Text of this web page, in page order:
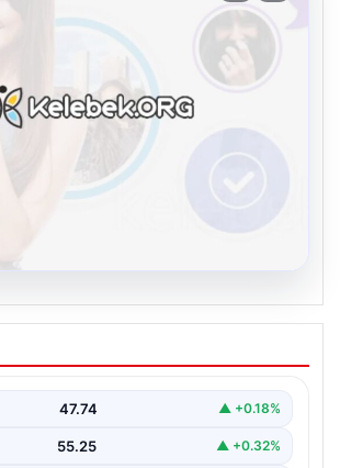
İle Çevrim içi İletişimin
Ve Muhabbet
insanların kaliteli bir biçimde bağlantı
47.74 ▲ +0.18%
55.25 ▲ +0.32%